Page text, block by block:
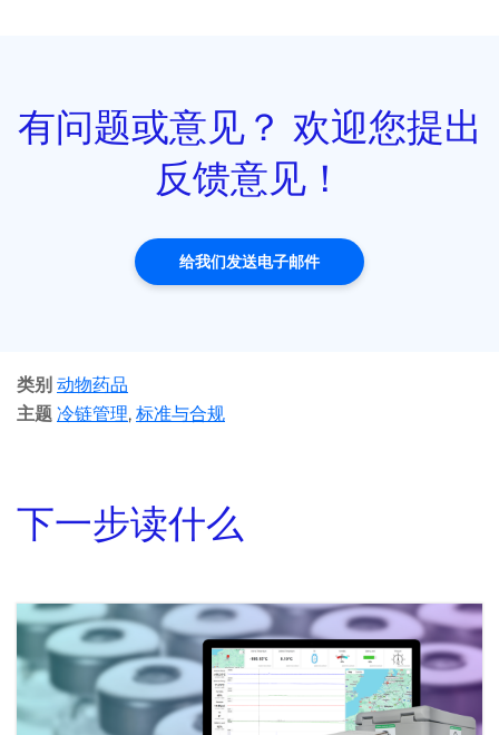
有问题或意见？ 欢迎您提出
反馈意见！
给我们发送电子邮件
类别 动物药品
主题 冷链管理, 标准与合规
下一步读什么